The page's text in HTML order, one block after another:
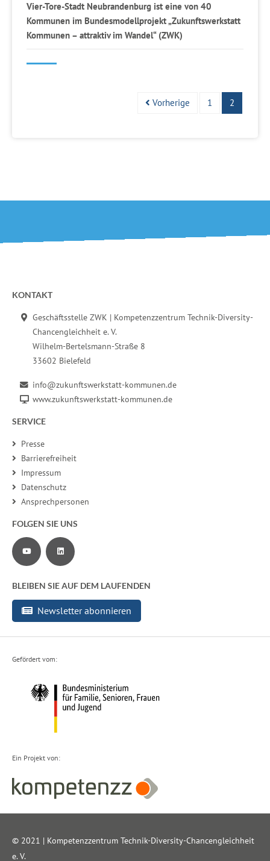
Vier-Tore-Stadt Neubrandenburg ist eine von 40
Kommunen im Bundesmodellprojekt „Zukunftswerkstatt
Kommunen – attraktiv im Wandel“ (ZWK)
Vorherige 1 2
Fußbereich der Seite
KONTAKT
Geschäftsstelle ZWK | Kompetenzzentrum Technik-Diversity-
Chancengleichheit e. V.
Wilhelm-Bertelsmann-Straße 8
33602 Bielefeld
info@zukunftswerkstatt-kommunen.de
www.zukunftswerkstatt-kommunen.de
SERVICE
Presse
Barrierefreiheit
Impressum
Datenschutz
Ansprechpersonen
FOLGEN SIE UNS
Zu unserem YouTube-Channel
Zu unserer LinkedIn-Seite
BLEIBEN SIE AUF DEM LAUFENDEN
Newsletter abonnieren
Gefördert vom:
Ein Projekt von:
© 2021 | Kompetenzzentrum Technik-Diversity-Chancengleichheit
e. V.